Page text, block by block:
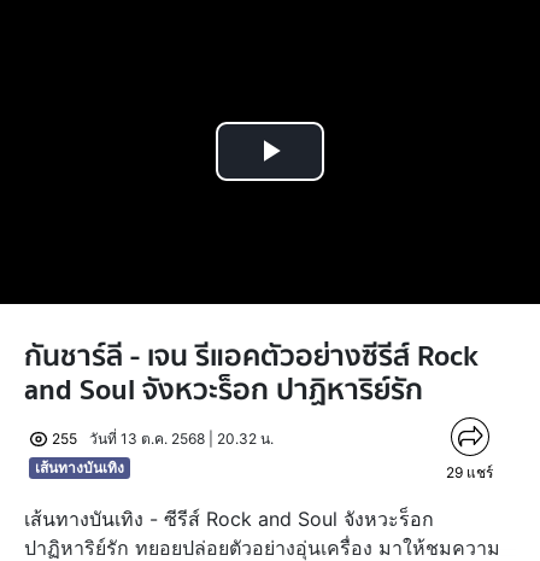
Play
กันชาร์ลี - เจน รีแอคตัวอย่างซีรีส์ Rock
and Soul จังหวะร็อก ปาฏิหาริย์รัก
255
วันที่ 13 ต.ค. 2568 | 20.32 น.
เส้นทางบันเทิง
29 แชร์
เส้นทางบันเทิง - ซีรีส์ Rock and Soul จังหวะร็อก
ปาฏิหาริย์รัก ทยอยปล่อยตัวอย่างอุ่นเครื่อง มาให้ชมความ